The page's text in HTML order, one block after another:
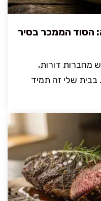
הסוד הממכר בסיר
מחברות דורות,
בבית שלי זה תמיד